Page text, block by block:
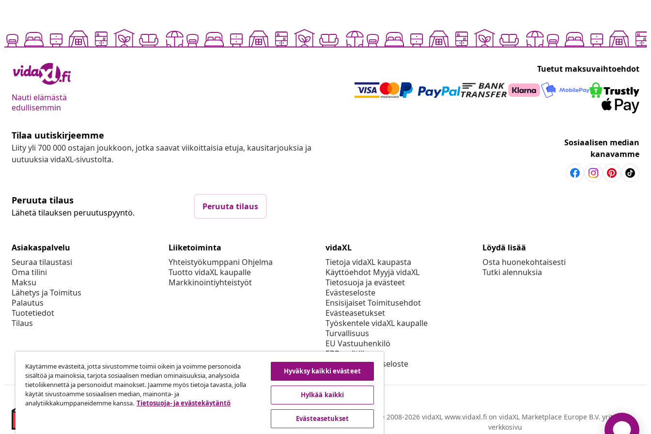
Nauti elämästä
edullisemmin
Tuetut maksuvaihtoehdot
Tilaa uutiskirjeemme
Liity yli 700 000 ostajan joukkoon, jotka saavat viikoittaisia etuja, kausitarjouksia ja
uutuuksia vidaXL-sivustolta.
Sosiaalisen median
kanavamme
Peruuta tilaus
Lähetä tilauksen peruutuspyyntö.
Peruuta tilaus
Asiakaspalvelu
Seuraa tilaustasi
Oma tilini
Maksu
Lähetys ja Toimitus
Palautus
Tuotetiedot
Tilaus
Liiketoiminta
Yhteistyökumppani Ohjelma
Tuotto vidaXL kaupalle
Markkinointiyhteistyöt
vidaXL
Tietoja vidaXL kaupasta
Käyttöehdot Myyjä vidaXL
Tietosuoja ja evästeet
Evästeseloste
Ensisijaiset Toimitusehdot
Evästeasetukset
Työskentele vidaXL kaupalle
Turvallisuus
EU Vastuuhenkilö
EPR-politiikan
Saavutettavuusseloste
Löydä lisää
Osta huonekohtaisesti
Tutki alennuksia
© 2008-2026 vidaXL www.vidaxl.fi on vidaXL Marketplace Europe B.V. yrityksen
verkkosivu
Käytämme evästeitä, jotta sivustomme toimii oikein ja voimme personoida
sisältöä ja mainoksia, tarjota sosiaalisen median ominaisuuksia, analysoida
tietoliikennettä ja personoidut mainokset. Jaamme myös tietoja tavasta, jolla
käytät sivustoamme sosiaalisen median, mainonta- ja
analytiikkakumppaneidemme kanssa. Tietosuoja- ja evästekäytäntö
Hyväksy kaikki evästeet
Hylkää kaikki
Evästeasetukset